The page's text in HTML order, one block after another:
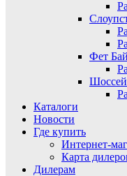
Фет
Каталоги
Новости
Где купить
Интернет-
Карта
Дилерам